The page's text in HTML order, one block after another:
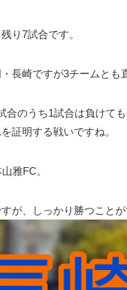
り7試合です。
長崎ですが3チームとも
合のうち1試合は負けて
証明する戦いですね。
雅FC。
が、しっかり勝つこと